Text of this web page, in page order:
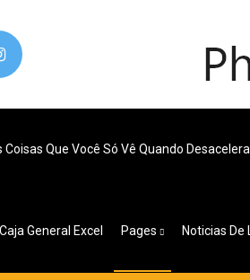
Coisas Que Você Só Vê Quando
General Excel Pages Noticias De